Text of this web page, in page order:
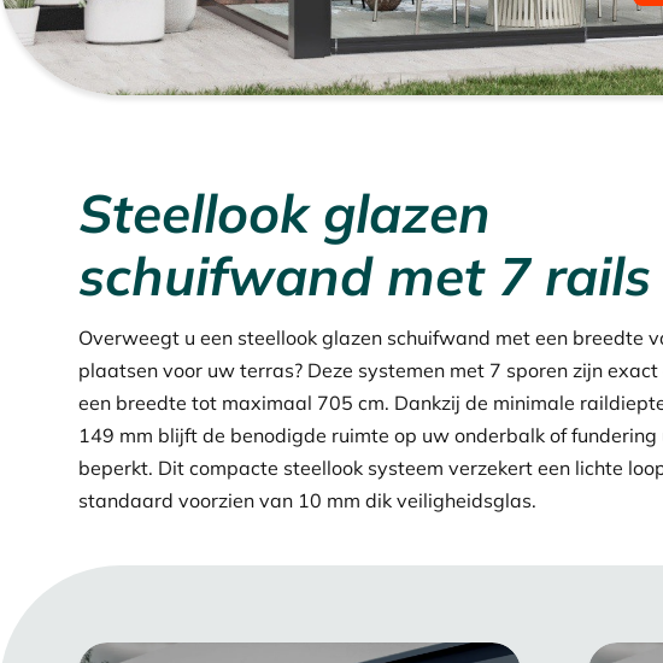
Hit enter to search or ESC to close
Steellook glazen
schuifwand met 7 rails
Overweegt u een steellook glazen schuifwand met een breedte
plaatsen voor uw terras? Deze systemen met 7 sporen zijn
een breedte tot maximaal 705 cm. Dankzij de minimale
149 mm blijft de benodigde ruimte op uw onderbalk of
beperkt. Dit compacte steellook systeem verzekert een lichte
standaard voorzien van 10 mm dik veiligheidsglas.